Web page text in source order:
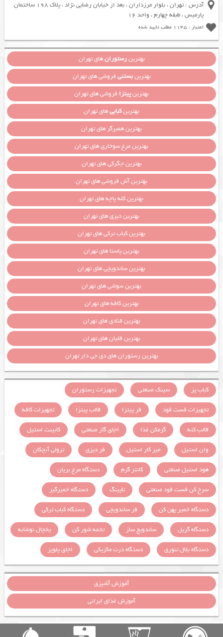
آدرس : تهران ، بلوار مرزداران ، بعد از خیابان رضایی نژاد ، پلاک 198 ساختمان
پارمیس ، طبقه چهارم ، واحد 16
اعتبار : 1145 مطلب تایید شده
بهترینرستورانهای تهران
بهترینبستنی فروشی های تهران
بهترینپیتزا فروشی های تهران
بهترینکبابیهای تهران
بهترین همبرگر های تهران
بهترین مرغ سوخاری های تهران
بهترین جگرکی های تهران
بهترین آش فروشی های تهران
بهترین کله پاچه های تهران
بهترین دیزی های تهران
بهترین کباب ترکی های تهران
بهترین پاستا های تهران
بهترین ساندویچی های تهران
بهترین سوشی های تهران
بهترین کافه های تهران
بهترین قنادی های تهران
بهترین قلیان های تهران
بهترین رستوران های دی جی دار تهران
کباب پز سینک صنعتی
تجهیزات رستوران
تجهیزات فست فود
فر پیتزا قالب پیتزا
تجهیزات کافه
قالب کته
گرمکن غذا اجاق گاز صنعتی
کابینت استیل
وان استیل
میز کار استیل فر دیزی
ترولی آبچکان
هود استیل صنعتی
کانتر گرم
دستگاه مرغ بریان
سرخ کن فست فود صنعتی
تاپینگ
دستگاه خمیرگیر
دستگاه خمیر پهن کن
فر ساندویچی
دستگاه کباب ترکی
دستگاه گریل
ساندویچ ساز تخمه شور کن
یخچال نوشابه
دستگاه بلال تنوری
دستگاه ذرت مکزیکی اجاق پلوپز
آموزش آشپزی
آموزش غذای ایرانی